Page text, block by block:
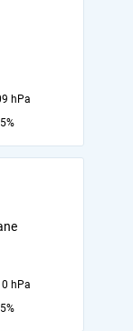
hPa
hPa